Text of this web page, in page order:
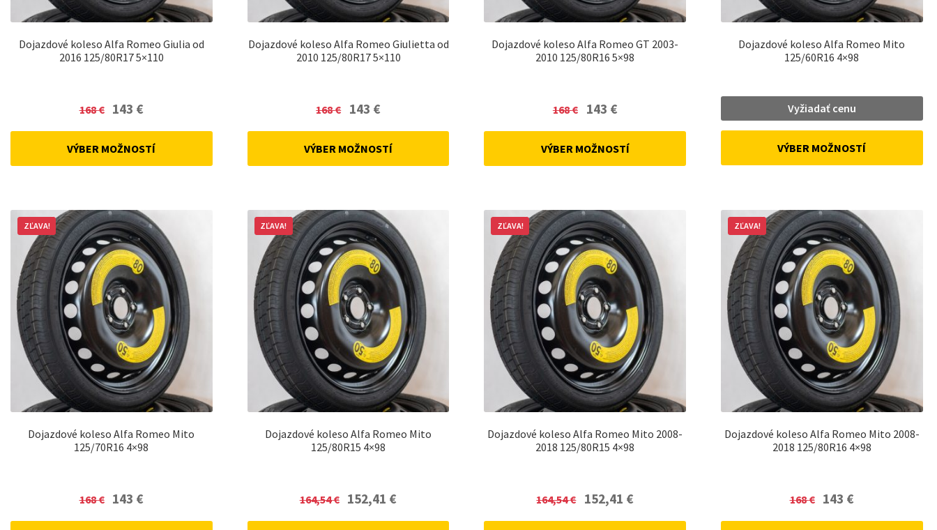
Dojazdové koleso Alfa Romeo Giulia od
2016 125/80R17 5×110
168€
Original
168 €.
143 €
143 €.
VÝBER MOŽNOSTÍ
Dojazdové koleso Alfa Romeo Giulietta od
2010 125/80R17 5×110
168€
Original
168 €.
143 €Current
143 €.
VÝBER MOŽNOSTÍ
Dojazdové koleso Alfa Romeo GT 2003-
2010 125/80R16 5×98
168€
Original
168 €.
143 €Current
143 €.
VÝBER MOŽNOSTÍ
Dojazdové koleso Alfa Romeo Mito
125/60R16 4×98
Vyžiadať cenu
VÝBER MOŽNOSTÍ
Dojazdové koleso Alfa Romeo Mito
125/70R16 4×98
ZĽAVA!
168€
Original
143 €
Dojazdové koleso Alfa Romeo Mito
125/80R15 4×98
ZĽAVA!
164,54€
Original
152,41 €
Dojazdové koleso Alfa Romeo Mito 2008-
2018 125/80R15 4×98
ZĽAVA!
164,54€
Original
152,41 €
Dojazdové koleso Alfa Romeo Mito 2008-
2018 125/80R16 4×98
ZĽAVA!
168€
Original
143 €